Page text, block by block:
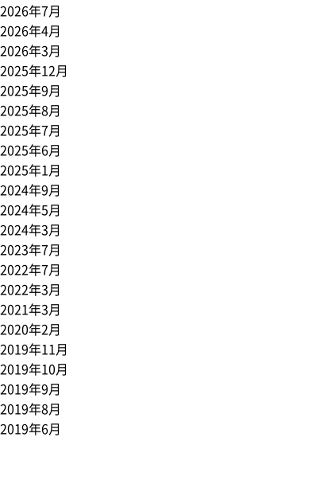
2026年7月
2026年4月
2026年3月
2025年12月
2025年9月
2025年8月
2025年7月
2025年6月
2025年1月
2024年9月
2024年5月
2024年3月
2023年7月
2022年7月
2022年3月
2021年3月
2020年2月
2019年11月
2019年10月
2019年9月
2019年8月
2019年6月